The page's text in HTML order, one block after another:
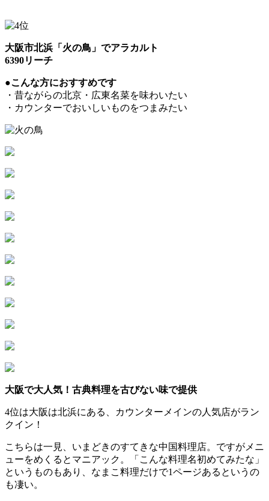
大阪市北浜「火の鳥」でアラカルト
6390リーチ
●こんな方におすすめです
・昔ながらの北京・広東名菜を味わいたい
・カウンターでおいしいものをつまみたい
大阪で大人気！古典料理を古びない味で提供
4位は大阪は北浜にある、カウンターメインの人気店がラン
クイン！
こちらは一見、いまどきのすてきな中国料理店。ですがメニ
ューをめくるとマニアック。「こんな料理名初めてみたな」
というものもあり、なまこ料理だけで1ページあるというの
も凄い。